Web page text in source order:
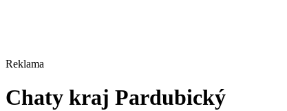
Reklama
Chaty kraj Pardubický